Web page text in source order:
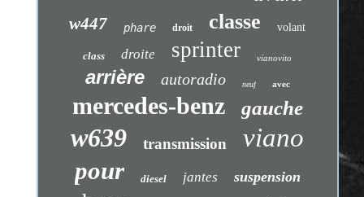
w447 phare droit classe volant
class droite sprinter vianovito
arrière autoradio neuf avec
mercedes-benz gauche
w639 transmission viano
pour diesel jantes suspension